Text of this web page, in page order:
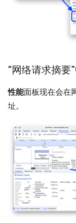
“网络请求摘要
性能面板现在会在
址。